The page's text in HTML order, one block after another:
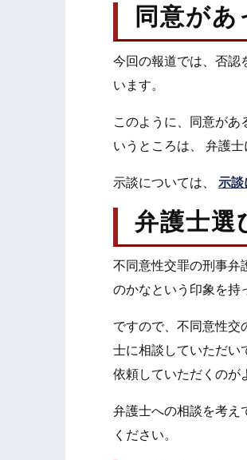
同意が
今回の報道では、否認
います。
このように、同意があ
いうところは、 弁護
示談については、 示談
弁護士選
不同意性交罪の刑事弁
のかなという印象を持
ですので、不同意性交
士に相談していただい
依頼していただくのが
弁護士への相談を考え
ください。